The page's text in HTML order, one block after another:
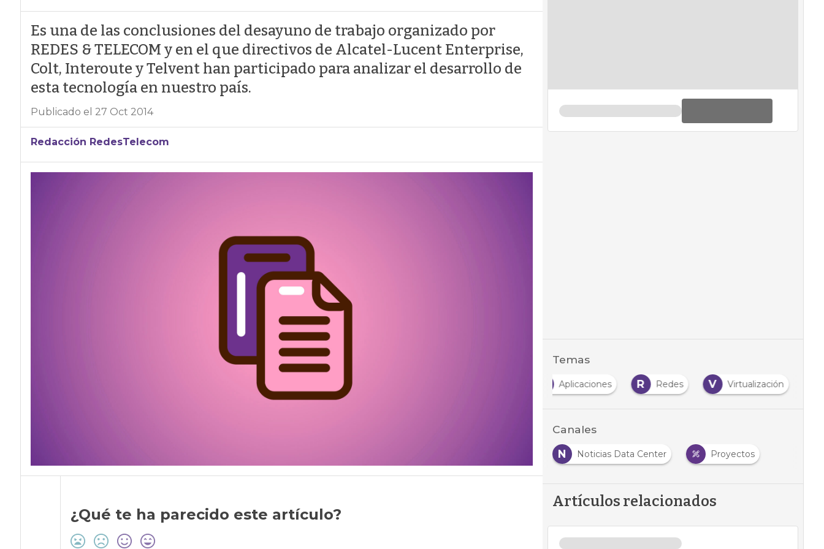
Es una de las conclusiones del desayuno de trabajo organizado por
REDES & TELECOM y en el que directivos de Alcatel-Lucent Enterprise,
Colt, Interoute y Telvent han participado para analizar el desarrollo de
esta tecnología en nuestro país.
Publicado el 27 Oct 2014
Redacción RedesTelecom
¿Qué te ha parecido este artículo?
Temas
Aplicaciones R Redes V Virtualización
Canales
N
Noticias Data Center Proyectos
Artículos relacionados